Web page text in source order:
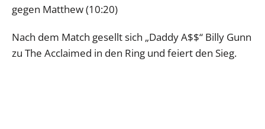
gegen Matthew (10:20)
Nach dem Match gesellt sich „Daddy A$$“ Billy Gunn
zu The Acclaimed in den Ring und feiert den Sieg.